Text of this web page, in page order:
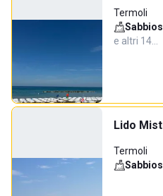
Termoli
e altri 14…
Lido
Termoli